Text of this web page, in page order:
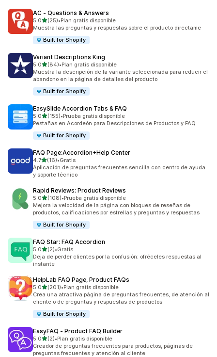
AC ‑ Questions & Answers
5.0de 5 estrellas
(25)
25 reseñas en total
•Plan gratis disponible
Muestra las preguntas y respuestas sobre el producto directame
Built for Shopify
Variant Descriptions King
5.0de 5 estrellas
(84)
84 reseñas en total
•Plan gratis disponible
Muestra la descripción de la variante seleccionada para reducir el
abandono en la página de detalles del producto
Built for Shopify
EasySlide Accordion Tabs & FAQ
5.0de 5 estrellas
(155)
155 reseñas en total
•Prueba gratis disponible
Pestañas en Acordeón para Descripciones de Productos y FAQ
Built for Shopify
FAQ Page:Accordion+Help Center
4.7de 5 estrellas
(16)
16 reseñas en total
•Gratis
Aplicación de preguntas frecuentes sencilla con centro de ayuda
y soporte técnico
Rapid Reviews: Product Reviews
5.0de 5 estrellas
(108)
108 reseñas en total
•Prueba gratis disponible
Mejora la velocidad de la página con bloques de reseñas de
productos, calificaciones por estrellas y preguntas y respuestas
Built for Shopify
FAQ Star: FAQ Accordion
5.0de 5 estrellas
(2)
2 reseñas en total
•Gratis
Deja de perder clientes por la confusión: ofréceles respuestas al
instante
HelpLab FAQ Page, Product FAQs
5.0de 5 estrellas
(201)
201 reseñas en total
•Plan gratis disponible
Crea una atractiva página de preguntas frecuentes, de atención al
cliente o de preguntas y respuestas de productos
Built for Shopify
EasyFAQ ‑ Product FAQ Builder
5.0de 5 estrellas
(2)
2 reseñas en total
•Plan gratis disponible
Creador de preguntas frecuentes para productos, páginas de
preguntas frecuentes y atención al cliente